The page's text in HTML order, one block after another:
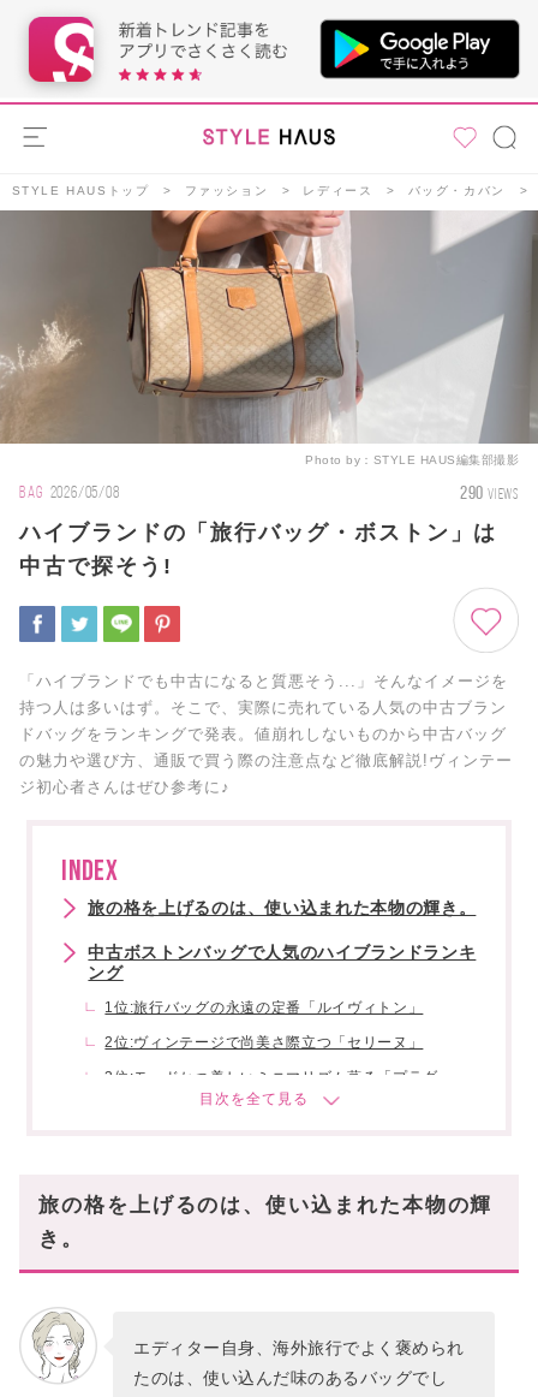
STYLE HAUSトップ ファッション レディース バッグ・カバン
Photo by： STYLE HAUS編集部撮影
BAG 2026/05/08 290 VIEWS
ハイブランドの「旅行バッグ・ボストン」は
中古で探そう!
「ハイブランドでも中古になると質悪そう...」そんなイメージを
持つ人は多いはず。そこで、実際に売れている人気の中古ブラン
ドバッグをランキングで発表。値崩れしないものから中古バッグ
の魅力や選び方、通販で買う際の注意点など徹底解説!ヴィンテー
ジ初心者さんはぜひ参考に♪
INDEX
旅の格を上げるのは、使い込まれた本物の輝き。
中古ボストンバッグで人気のハイブランドランキ
ング
1位:旅行バッグの永遠の定番「ルイヴィトン」
2位:ヴィンテージで尚美さ際立つ「セリーヌ」
3位:モードかつ美しいミニマリズム薫る「プラダ」
4位:永遠のアイコン「シャネル」
7位:フェミニン派に贈る「ディオール」
10位:英国トラッドの代名詞「バーバリー」
💡中古で探す6つのメリット
旅の格を上げるのは、使い込まれた本物の輝
き。
エディター自身、海外旅行でよく褒められ
たのは、使い込んだ味のあるバッグでし